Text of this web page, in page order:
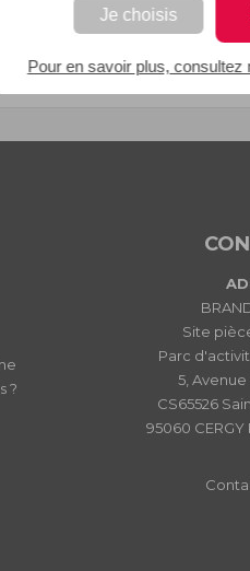
Je choisis
Pour en savoir plus, consultez
de votre appareil.
: 3251430394413
?
Site
Parc
5,
CS65526
95060 CERGY